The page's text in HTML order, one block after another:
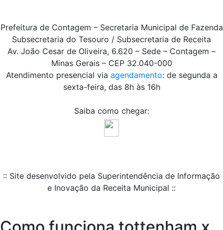
Prefeitura de Contagem – Secretaria Municipal de Fazenda
Subsecretaria do Tesouro / Subsecretaria de Receita
Av. João Cesar de Oliveira, 6.620 – Sede – Contagem –
Minas Gerais – CEP 32.040-000
Atendimento presencial via agendamento: de segunda a
sexta-feira, das 8h às 16h
Saiba como chegar:
:: Site desenvolvido pela Superintendência de Informação
e Inovação da Receita Municipal ::